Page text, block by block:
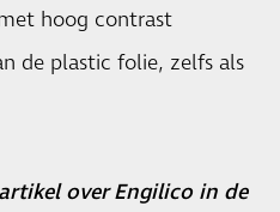
hoog contrast
de plastic folie, zelfs als
over Engilico in de